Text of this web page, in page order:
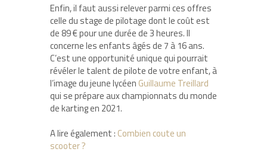
Enfin, il faut aussi relever parmi ces offres
celle du stage de pilotage dont le coût est
de 89 € pour une durée de 3 heures. Il
concerne les enfants âgés de 7 à 16 ans.
C’est une opportunité unique qui pourrait
révéler le talent de pilote de votre enfant, à
l’image du jeune lycéen Guillaume Treillard
qui se prépare aux championnats du monde
de karting en 2021.
A lire également : Combien coute un
scooter ?